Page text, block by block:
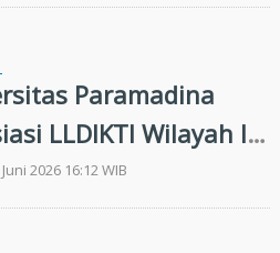
Paramadina
LLDIKTI Wilayah III
Memperjuangkan
Perguruan Tinggi
2026 16:12 WIB